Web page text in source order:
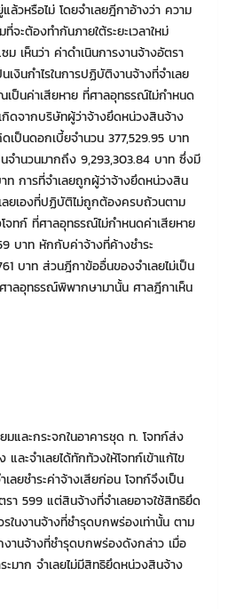
วหรือไม่ โดยจำเลยฎีกาอ้างว่า ความ
ะต้องทำกันภายใต้ระยะเวลาใหม่
ม เห็นว่า ค่าดำเนินการงานจ้างอัตรา
งินกำไรในการปฏิบัติงานจ้างที่จำเลย
เป็นค่าเสียหาย ที่ศาลอุทธรณ์ไม่กำหนด
กิดจากบริษัทผู้ว่าจ้างยึดหน่วงสินจ้าง
เป็นดอกเบี้ยจำนวน 377,529.95 บาท
จำนวนมากถึง 9,293,303.84 บาท ซึ่งมี
ท การที่จำเลยถูกผู้ว่าจ้างยึดหน่วงสิน
ลยเองที่ปฏิบัติไม่ถูกต้องครบถ้วนตาม
ทก์ ที่ศาลอุทธรณ์ไม่กำหนดค่าเสียหาย
บาท หักกับค่าจ้างที่ค้างชำระ
บาท ส่วนฎีกาข้ออื่นของจำเลยไม่เป็น
าลอุทธรณ์พิพากษามานั้น ศาลฎีกาเห็น
มและกระจกในอาคารชุด ท. โจทก์ส่ง
ะจำเลยได้ทักท้วงให้โจทก์เข้าแก้ไข
ลยชำระค่าจ้างเสียก่อน โจทก์จึงเป็น
599 แต่สินจ้างที่จำเลยอาจใช้สิทธิยึด
ในงานจ้างที่ชำรุดบกพร่องเท่านั้น ตาม
งานจ้างที่ชำรุดบกพร่องดังกล่าว เมื่อ
ะมาก จำเลยไม่มีสิทธิยึดหน่วงสินจ้าง